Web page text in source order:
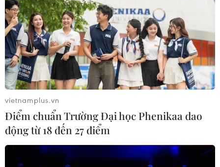
vietnamplus.vn
Điểm chuẩn Trường Đại học Phenikaa dao
động từ 18 đến 27 điểm